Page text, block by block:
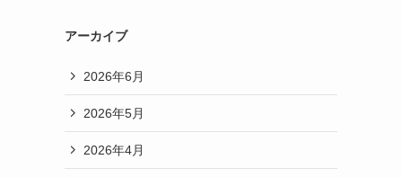
アーカイブ
2026年6月
2026年5月
2026年4月